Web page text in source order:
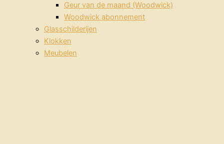
Geur van de maand (Woodwick)
Woodwick abonnement
Glasschilderijen
Klokken
Meubelen